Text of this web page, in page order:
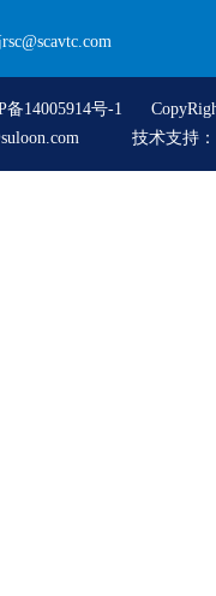
备14005914号-1
技术支持